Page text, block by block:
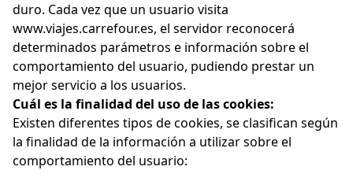
duro. Cada vez que un usuario visita
www.viajes.carrefour.es, el servidor reconocerá
determinados parámetros e información sobre el
comportamiento del usuario, pudiendo prestar un
mejor servicio a los usuarios.
Cuál es la finalidad del uso de las cookies:
Existen diferentes tipos de cookies, se clasifican según
la finalidad de la información a utilizar sobre el
comportamiento del usuario: